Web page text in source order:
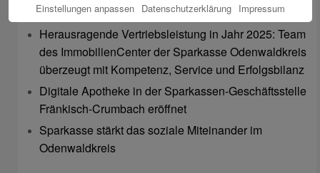
Öffnungszeiten der Sparkasse zum Wiesenmarkt
Herausragende Vertriebsleistung in Jahr 2025: Team
des ImmobilienCenter der Sparkasse Odenwaldkreis
überzeugt mit Kompetenz, Service und Erfolgsbilanz
Digitale Apotheke in der Sparkassen-Geschäftsstelle
Fränkisch-Crumbach eröffnet
Sparkasse stärkt das soziale Miteinander im
Odenwaldkreis
Einstellungen anpassen Datenschutzerklärung Impressum